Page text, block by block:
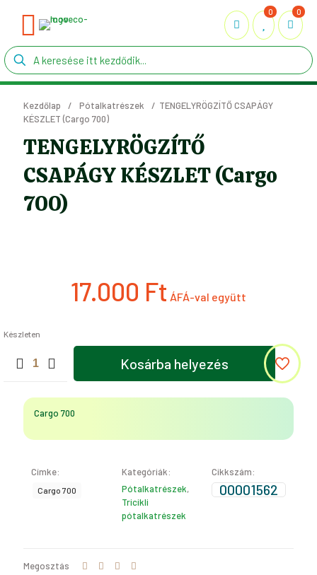
0 0
Kezdőlap / Pótalkatrészek / TENGELYRÖGZÍTŐ CSAPÁGY
KÉSZLET (Cargo 700)
TENGELYRÖGZÍTŐ
CSAPÁGY KÉSZLET (Cargo
700)
17.000 Ft
Készleten
TENGELYRÖGZÍTŐ
CSAPÁGY
mennyiség
Kosárba helyezés
Cargo 700
Címke:
Cargo 700
Kategóriák:
Pótalkatrészek,
Tricikli
pótalkatrészek
Cikkszám:
00001562
Megosztás